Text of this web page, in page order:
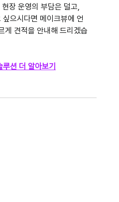
장 운영의 부담은 덜고,
으시다면 메이크뷰에 언
게 견적을 안내해 드리겠습
션 더 알아보기